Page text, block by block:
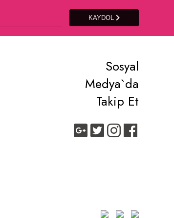
KAYDOL
Sosyal
Medya`da
Takip Et